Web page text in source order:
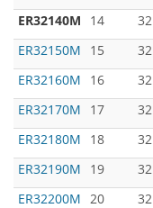
ER32140M
14 32
ER32150M
15 32
ER32160M
16 32
ER32170M
17 32
ER32180M
18 32
ER32190M
19 32
ER32200M 20 32